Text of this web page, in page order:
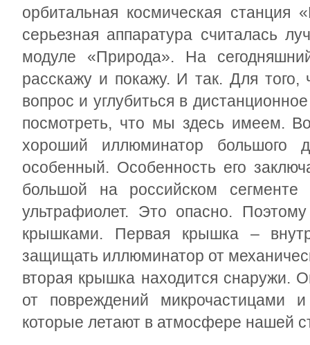
орбитальная космическая
серьезная аппаратура считалась
модуле «Природа». На
расскажу и покажу. И так. Для
вопрос и углубиться в
посмотреть, что мы здесь имеем.
хороший иллюминатор большого
особенный. Особенность его
большой на российском сегменте
ультрафиолет. Это опасно.
крышками. Первая крышка –
защищать иллюминатор от
вторая крышка находится снаружи.
от повреждений микрочастицами
которые летают в атмосфере нашей